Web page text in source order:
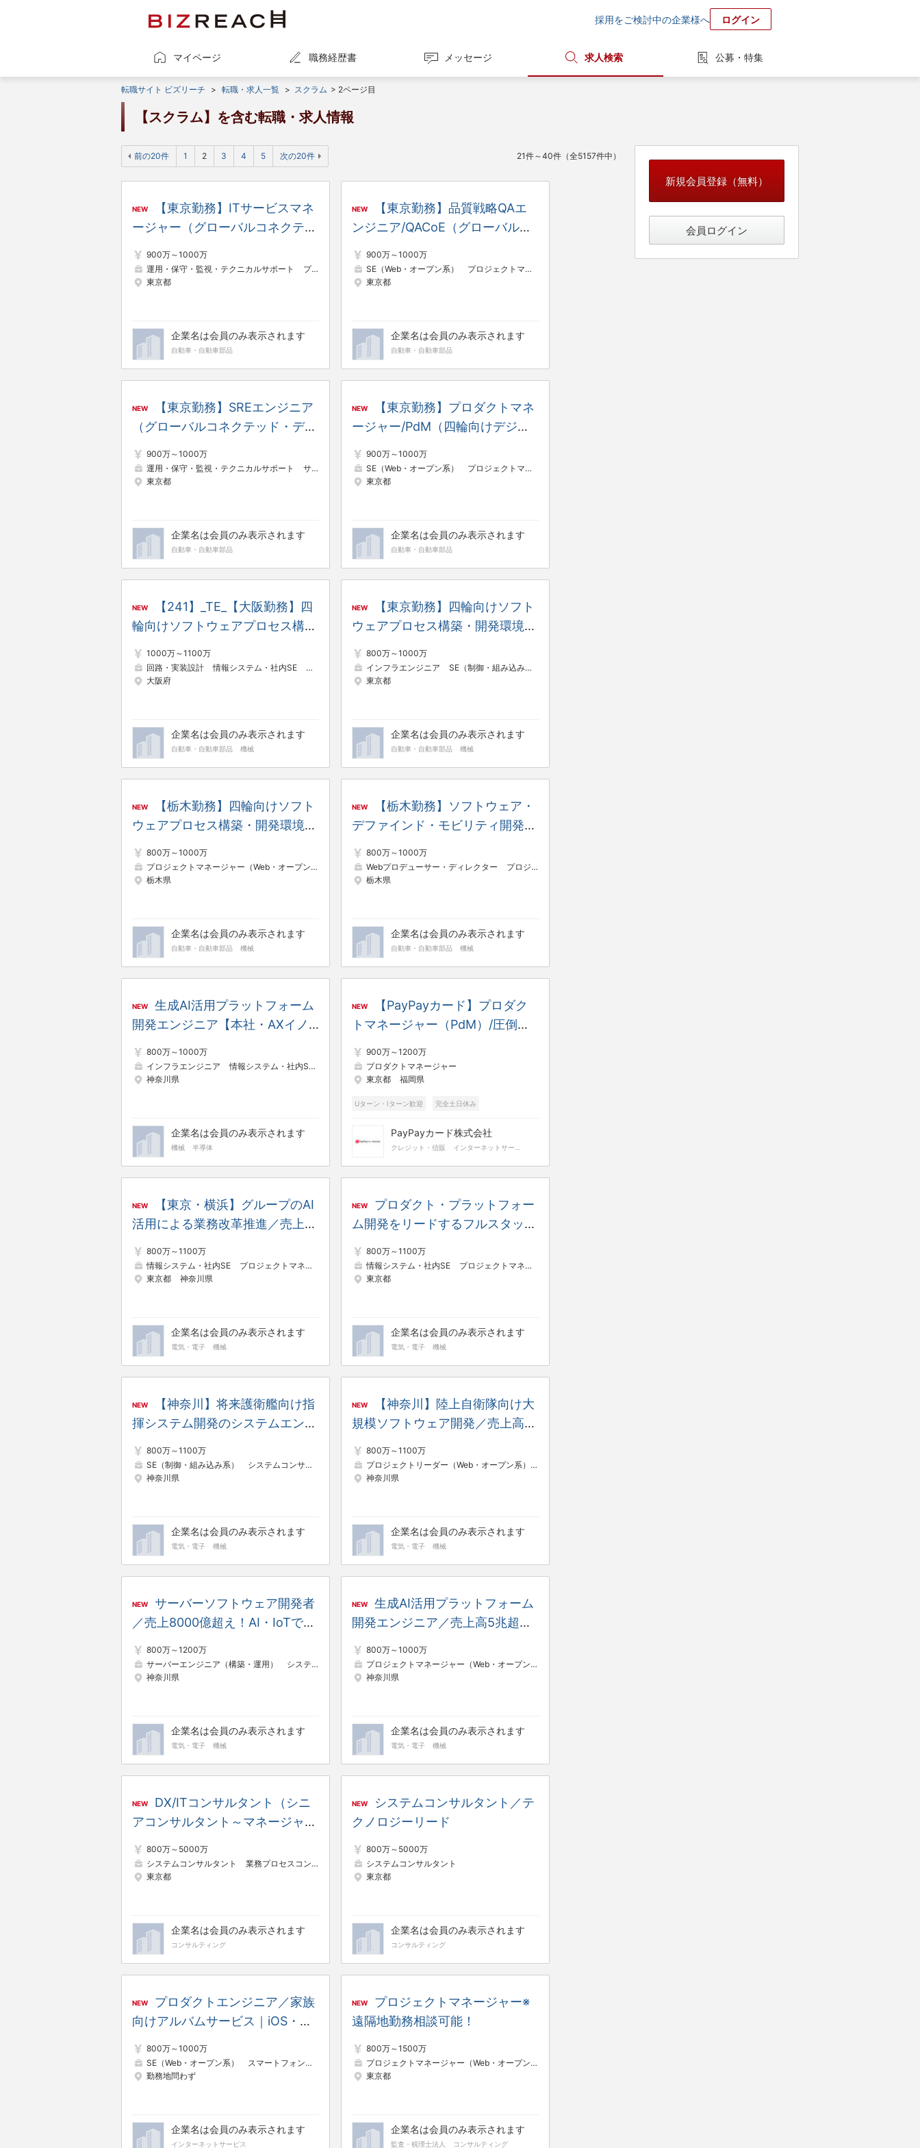
採用をご検討中の企業様へ ログイン
マイページ 職務経歴書 メッセージ 求人検索 公募・特集
転職サイト ビズリーチ > 転職・求人一覧 > スクラム > 2ページ目
【スクラム】を含む転職・求人情報
21件～40件（全5157件中）
前の20件 1 2 3 4 5 次の20件
NEW
【東京勤務】ITサービスマネ
ージャー（グローバルコネクテッ
900万～1000万
運用・保守・監視・テクニカルサポート
プロジェクトマネージャー（Web・オープン系）
東京都
企業名は会員のみ表示されます
自動車・自動車部品
NEW
【東京勤務】品質戦略QAエ
ンジニア/QACoE（グローバルコ
域）
900万～1000万
SE（Web・オープン系）
プロジェクトマネージャー（Web・オープン系）
東京都
企業名は会員のみ表示されます
自動車・自動車部品
NEW
【東京勤務】SREエンジニア
（グローバルコネクテッド・デジ
900万～1000万
運用・保守・監視・テクニカルサポート
サーバーエンジニア（構築・運用）
ネットワークエンジニア
東京都
企業名は会員のみ表示されます
自動車・自動車部品
NEW
【東京勤務】プロダクトマネ
ージャー/PdM（四輪向けデジタ
900万～1000万
SE（Web・オープン系）
プロジェクトマネージャー（Web・オープン系）
東京都
企業名は会員のみ表示されます
自動車・自動車部品
NEW
【241】_TE_【大阪勤務】四
輪向けソフトウェアプロセス構
ェア・デファインド・モビリティ
開発部領域横断）
1000万～1100万
回路・実装設計
情報システム・社内SE
パッケージ開発
大阪府
企業名は会員のみ表示されます
自動車・自動車部品 機械
NEW
【東京勤務】四輪向けソフト
ウェアプロセス構築・開発環境基
ンド・モビリティ開発部領域横
断）
800万～1000万
インフラエンジニア
SE（制御・組み込み系）
東京都
企業名は会員のみ表示されます
自動車・自動車部品 機械
NEW
【栃木勤務】四輪向けソフト
ウェアプロセス構築・開発環境基
ンド・モビリティ開発部領域横
断）
800万～1000万
プロジェクトマネージャー（Web・オープン系）
プロジェクトリーダー（Web・オープン系）
インフラエンジニア
栃木県
企業名は会員のみ表示されます
自動車・自動車部品 機械
NEW
【栃木勤務】ソフトウェア・
デファインド・モビリティ開発に
アプリ及びクロスドメインサービ
スの開発
800万～1000万
Webプロデューサー・ディレクター
プロジェクトマネージャー（Web・オープン系）
栃木県
企業名は会員のみ表示されます
自動車・自動車部品 機械
NEW
生成AI活用プラットフォーム
開発エンジニア【本社・AXイノ
部】
800万～1000万
インフラエンジニア
情報システム・社内SE
データサイエンティスト
神奈川県
企業名は会員のみ表示されます
機械 半導体
NEW
【PayPayカード】プロダク
トマネージャー（PdM）/圧倒的
Fintechサービス※リモート可＆フ
ルフレックス※
900万～1200万
プロダクトマネージャー
東京都
福岡県
Uターン・Iターン歓迎 完全土日休み
PayPayカード株式会社
クレジット・信販 インターネットサービス
NEW
【東京・横浜】グループのAI
活用による業務改革推進／売上高
800万～1100万
情報システム・社内SE
プロジェクトマネージャー（Web・オープン系）
東京都
神奈川県
企業名は会員のみ表示されます
電気・電子 機械
NEW
プロダクト・プラットフォー
ム開発をリードするフルスタック
合電機メーカー
800万～1100万
情報システム・社内SE
プロジェクトマネージャー（Web・オープン系）
東京都
企業名は会員のみ表示されます
電気・電子 機械
NEW
【神奈川】将来護衛艦向け指
揮システム開発のシステムエンジ
メーカー
800万～1100万
SE（制御・組み込み系）
システムコンサルタント
神奈川県
企業名は会員のみ表示されます
電気・電子 機械
NEW
【神奈川】陸上自衛隊向け大
規模ソフトウェア開発／売上高5
800万～1100万
プロジェクトリーダー（Web・オープン系）
神奈川県
企業名は会員のみ表示されます
電気・電子 機械
NEW
サーバーソフトウェア開発者
／売上8000億超え！AI・IoTでオ
ンする大手メーカー
800万～1200万
サーバーエンジニア（構築・運用）
システムコンサルタント
情報システム・社内SE
神奈川県
企業名は会員のみ表示されます
電気・電子 機械
NEW
生成AI活用プラットフォーム
開発エンジニア／売上高5兆超え
800万～1000万
プロジェクトマネージャー（Web・オープン系）
神奈川県
企業名は会員のみ表示されます
電気・電子 機械
NEW
DX/ITコンサルタント（シニ
アコンサルタント～マネージャー
800万～5000万
システムコンサルタント
業務プロセスコンサルタント
東京都
企業名は会員のみ表示されます
コンサルティング
NEW
システムコンサルタント／テ
クノロジーリード
800万～5000万
システムコンサルタント
東京都
企業名は会員のみ表示されます
コンサルティング
NEW
プロダクトエンジニア／家族
向けアルバムサービス｜iOS・
して開発｜エンタメ・SaaS（東
証プライム上場）
800万～1000万
SE（Web・オープン系）
スマートフォンアプリエンジニア
勤務地問わず
企業名は会員のみ表示されます
インターネットサービス
NEW
プロジェクトマネージャー※
遠隔地勤務相談可能！
800万～1500万
プロジェクトマネージャー（Web・オープン系）
東京都
企業名は会員のみ表示されます
監査・税理士法人 コンサルティング
新規会員登録（無料）
会員ログイン